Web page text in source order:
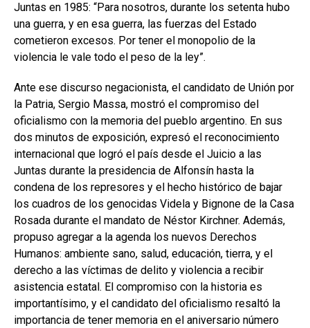
Juntas en 1985: “Para nosotros, durante los setenta hubo
una guerra, y en esa guerra, las fuerzas del Estado
cometieron excesos. Por tener el monopolio de la
violencia le vale todo el peso de la ley”.
Ante ese discurso negacionista, el candidato de Unión por
la Patria, Sergio Massa, mostró el compromiso del
oficialismo con la memoria del pueblo argentino. En sus
dos minutos de exposición, expresó el reconocimiento
internacional que logró el país desde el Juicio a las
Juntas durante la presidencia de Alfonsín hasta la
condena de los represores y el hecho histórico de bajar
los cuadros de los genocidas Videla y Bignone de la Casa
Rosada durante el mandato de Néstor Kirchner. Además,
propuso agregar a la agenda los nuevos Derechos
Humanos: ambiente sano, salud, educación, tierra, y el
derecho a las víctimas de delito y violencia a recibir
asistencia estatal. El compromiso con la historia es
importantísimo, y el candidato del oficialismo resaltó la
importancia de tener memoria en el aniversario número